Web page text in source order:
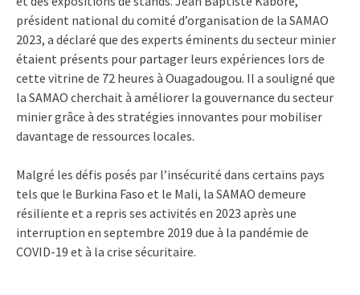
président national du comité d’organisation de la SAMAO
2023, a déclaré que des experts éminents du secteur minier
étaient présents pour partager leurs expériences lors de
cette vitrine de 72 heures à Ouagadougou. Il a souligné que
la SAMAO cherchait à améliorer la gouvernance du secteur
minier grâce à des stratégies innovantes pour mobiliser
davantage de ressources locales.
Malgré les défis posés par l’insécurité dans certains pays
tels que le Burkina Faso et le Mali, la SAMAO demeure
résiliente et a repris ses activités en 2023 après une
interruption en septembre 2019 due à la pandémie de
COVID-19 et à la crise sécuritaire.